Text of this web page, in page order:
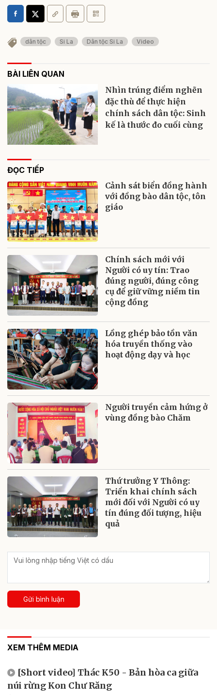
dân tộc Si La Dân tộc Si La Video
BÀI LIÊN QUAN
Nhìn trúng điểm nghẽn
đặc thù để thực hiện
chính sách dân tộc: Sinh
kế là thước đo cuối cùng
ĐỌC TIẾP
Cảnh sát biển đồng hành
với đồng bào dân tộc, tôn
giáo
Chính sách mới với
Người có uy tín: Trao
đúng người, đúng công
cụ để giữ vững niềm tin
cộng đồng
Lồng ghép bảo tồn văn
hóa truyền thống vào
hoạt động dạy và học
Người truyền cảm hứng ở
vùng đồng bào Chăm
Thứ trưởng Y Thông:
Triển khai chính sách
mới đối với Người có uy
tín đúng đối tượng, hiệu
quả
Gửi bình luận
XEM THÊM MEDIA
[Short video] Thác K50 - Bản hòa ca giữa
núi rừng Kon Chư Răng